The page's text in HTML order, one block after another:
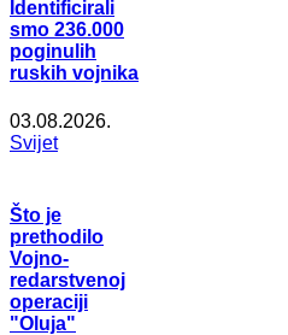
Identificirali
smo 236.000
poginulih
ruskih vojnika
03.08.2026.
Svijet
Što je
prethodilo
Vojno-
redarstvenoj
operaciji
"Oluja"